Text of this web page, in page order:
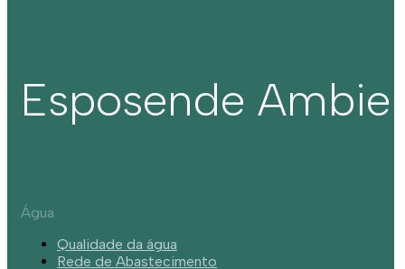
Esposende
Água
Qualidade da água
Rede de Abastecimento